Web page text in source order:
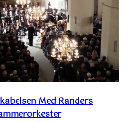
Med Randers